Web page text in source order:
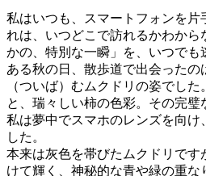
私はいつも、スマートフォンを片
れは、いつどこで訪れるかわから
かの、特別な一瞬」を、いつでも
ある秋の日、散歩道で出会った
（ついば）むムクドリの姿でし
と、瑞々しい柿の色彩。その完璧
私は夢中でスマホのレンズを向け
した。
本来は灰色を帯びたムクドリです
けて輝く、神秘的な青や緑の重